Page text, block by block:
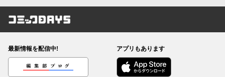
コミックDAYS
最新情報を配信中!
編集部ブログ
アプリもあります